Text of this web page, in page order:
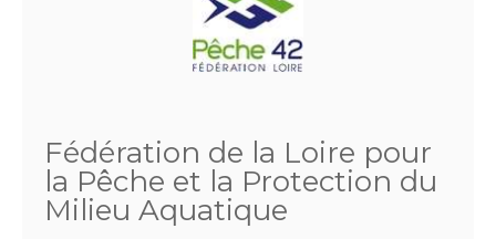
Fédération de la Loire pour
la Pêche et la Protection du
Milieu Aquatique